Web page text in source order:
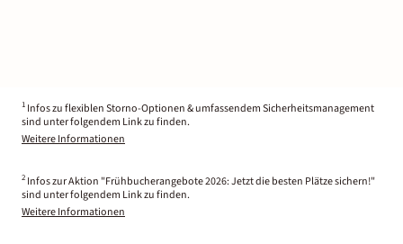
1 Infos zu flexiblen Storno-Optionen & umfassendem Sicherheitsmanagement
sind unter folgendem Link zu finden.
Weitere Informationen
2 Infos zur Aktion "Frühbucherangebote 2026: Jetzt die besten Plätze sichern!"
sind unter folgendem Link zu finden.
Weitere Informationen